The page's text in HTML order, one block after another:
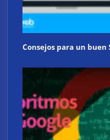
Consejos para un buen